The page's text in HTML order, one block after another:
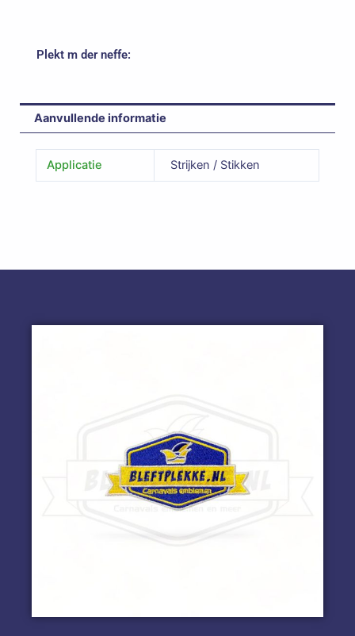
Plekt m der neffe:
Aanvullende informatie
Applicatie Strijken / Stikken